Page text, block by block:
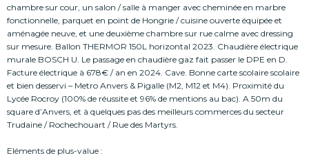
chambre sur cour, un salon / salle à manger avec cheminée en marbre
fonctionnelle, parquet en point de Hongrie / cuisine ouverte équipée et
aménagée neuve, et une deuxième chambre sur rue calme avec dressing
sur mesure. Ballon THERMOR 150L horizontal 2023. Chaudière électrique
murale BOSCH U. Le passage en chaudière gaz fait passer le DPE en D.
Facture électrique à 678€ / an en 2024. Cave. Bonne carte scolaire scolaire
et bien desservi – Metro Anvers & Pigalle (M2, M12 et M4). Proximité du
Lycée Rocroy (100% de réussite et 96% de mentions au bac). A 50m du
square d’Anvers, et à quelques pas des meilleurs commerces du secteur
Trudaine / Rochechouart / Rue des Martyrs.
Eléments de plus-value :